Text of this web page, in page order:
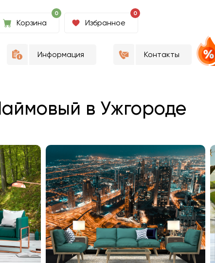
0
Корзина
0
Избранное
Информация Контакты
в Ужгороде